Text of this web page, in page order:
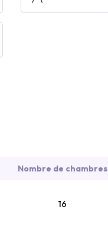
Nombre de chambres
16